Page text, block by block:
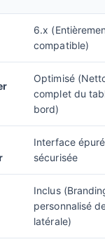
6.x
compatible)
Optimisé
complet du
bord)
Interface
sécurisée
Inclus
personnalisé
latérale)